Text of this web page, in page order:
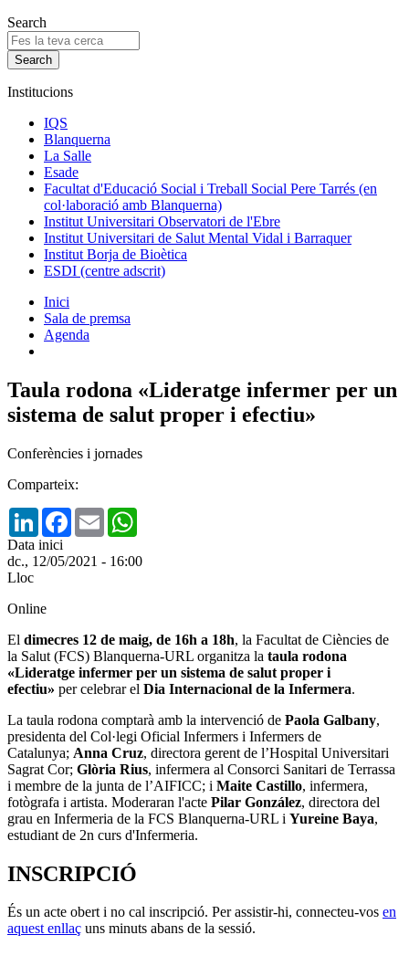
Search
Institucions
IQS
Blanquerna
La Salle
Esade
Facultat d'Educació Social i Treball Social Pere Tarrés (en
col·laboració amb Blanquerna)
Institut Universitari Observatori de l'Ebre
Institut Universitari de Salut Mental Vidal i Barraquer
Institut Borja de Bioètica
ESDI (centre adscrit)
Inici
Sala de premsa
Agenda
Taula rodona «Lideratge infermer per un
sistema de salut proper i efectiu»
Conferències i jornades
Comparteix:
LinkedInFacebook
Email
Data inici
dc., 12/05/2021 - 16:00
Lloc
Online
El dimecres 12 de maig, de 16h a 18h, la Facultat de Ciències de
la Salut (FCS) Blanquerna-URL organitza la taula rodona
«Lideratge infermer per un sistema de salut proper i
efectiu» per celebrar el Dia Internacional de la Infermera.
La taula rodona comptarà amb la intervenció de Paola Galbany,
presidenta del Col·legi Oficial Infermers i Infermers de
Catalunya; Anna Cruz, directora gerent de l’Hospital Universitari
Sagrat Cor; Glòria Rius, infermera al Consorci Sanitari de Terrassa
i membre de la junta de l’AIFICC; i Maite Castillo, infermera,
fotògrafa i artista. Moderaran l'acte Pilar González, directora del
grau en Infermeria de la FCS Blanquerna-URL i Yureine Baya,
estudiant de 2n curs d'Infermeria.
INSCRIPCIÓ
És un acte obert i no cal inscripció. Per assistir-hi, connecteu-vos en
aquest enllaç uns minuts abans de la sessió.